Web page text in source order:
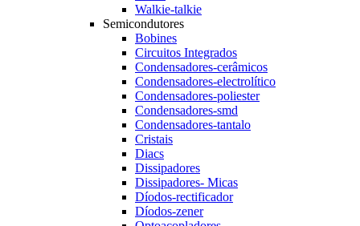
Walkie-talkie
Semicondutores
Bobines
Circuitos Integrados
Condensadores-cerâmicos
Condensadores-electrolítico
Condensadores-poliester
Condensadores-smd
Condensadores-tantalo
Cristais
Diacs
Dissipadores
Dissipadores- Micas
Díodos-rectificador
Díodos-zener